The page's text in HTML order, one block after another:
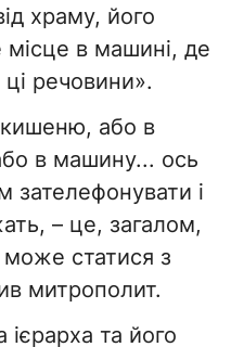
храму, його
в машині, де
речовини».
кишеню, або в
в машину... ось
зателефонувати і
– це, загалом,
статися з
митрополит.
та його